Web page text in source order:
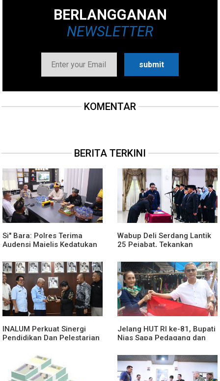
BERLANGGANAN
NEWSLETTER
KOMENTAR
BERITA TERKINI
Si" Bara: Polres Terima
Audensi Majelis Kedatukan
Wabup Deli Serdang Lantik
25 Pejabat, Tekankan
Cepat dan Humanis
INALUM Perkuat Sinergi
Pendidikan Dan Pelestarian
PemprovSu
Jelang HUT RI ke-81, Bupati
Nias Sapa Pedagang dan
Putih